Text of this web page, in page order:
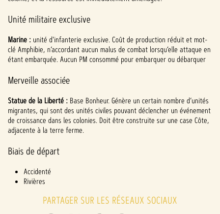
Unité militaire exclusive
Marine : unité d'infanterie exclusive. Coût de production réduit et mot-
clé Amphibie, n’accordant aucun malus de combat lorsqu’elle attaque en
étant embarquée. Aucun PM consommé pour embarquer ou débarquer
Merveille associée
Statue de la Liberté : Base Bonheur. Génère un certain nombre d’unités
migrantes, qui sont des unités civiles pouvant déclencher un événement
de croissance dans les colonies. Doit être construite sur une case Côte,
adjacente à la terre ferme.
Biais de départ
Accidenté
Rivières
PARTAGER SUR LES RÉSEAUX SOCIAUX